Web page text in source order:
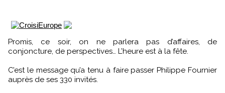
Promis, ce soir, on ne parlera pas d’affaires, de
conjoncture, de perspectives… L’heure est à la fête.
C’est le message qu’a tenu à faire passer Philippe Fournier
auprès de ses 330 invités.